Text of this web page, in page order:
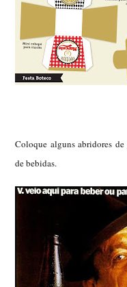
Coloque alguns abridores de
de bebidas.